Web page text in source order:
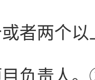
者两个